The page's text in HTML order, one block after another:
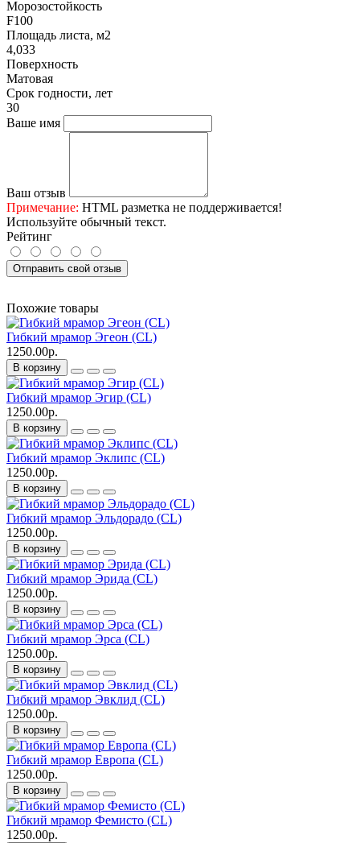
Морозостойкость
F100
Площадь листа, м2
4,033
Поверхность
Матовая
Срок годности, лет
30
Ваше имя
Ваш отзыв
Примечание: HTML разметка не поддерживается!
Используйте обычный текст.
Рейтинг
Отправить свой отзыв
Похожие товары
Гибкий мрамор Эгеон (CL)
1250.00р.
В корзину
Гибкий мрамор Эгир (CL)
1250.00р.
В корзину
Гибкий мрамор Эклипс (CL)
1250.00р.
В корзину
Гибкий мрамор Эльдорадо (CL)
1250.00р.
В корзину
Гибкий мрамор Эрида (CL)
1250.00р.
В корзину
Гибкий мрамор Эрса (CL)
1250.00р.
В корзину
Гибкий мрамор Эвклид (CL)
1250.00р.
В корзину
Гибкий мрамор Европа (CL)
1250.00р.
В корзину
Гибкий мрамор Фемисто (CL)
1250.00р.